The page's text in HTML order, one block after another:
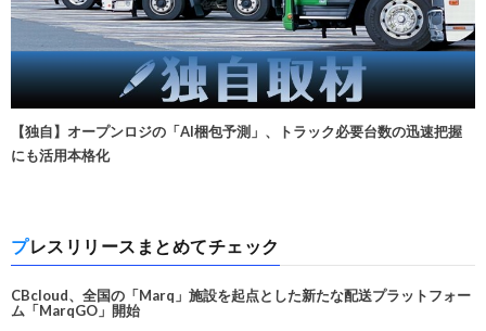
【独自】オープンロジの「AI梱包予測」、トラック必要台数の迅速把握
にも活用本格化
プレスリリースまとめてチェック
CBcloud、全国の「Marq」施設を起点とした新たな配送プラットフォー
ム「MarqGO」開始